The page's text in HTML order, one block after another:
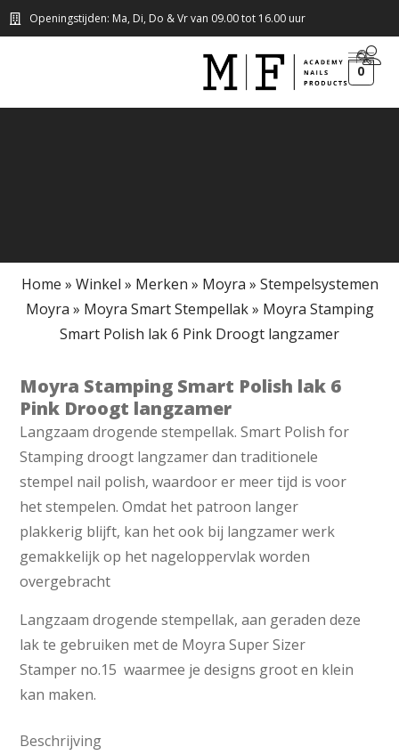
Openingstijden: Ma, Di, Do & Vr van 09.00 tot 16.00 uur
0
Home » Winkel » Merken » Moyra » Stempelsystemen
Moyra » Moyra Smart Stempellak» Moyra Stamping
Smart Polish lak 6 Pink Droogt langzamer
Moyra Stamping Smart Polish lak 6
Pink Droogt langzamer
Langzaam drogende stempellak. Smart Polish for
Stamping droogt langzamer dan traditionele
stempel nail polish, waardoor er meer tijd is voor
het stempelen. Omdat het patroon langer
plakkerig blijft, kan het ook bij langzamer werk
gemakkelijk op het nageloppervlak worden
overgebracht
Langzaam drogende stempellak, aan geraden deze
lak te gebruiken met de Moyra Super Sizer
Stamper no.15 waarmee je designs groot en klein
kan maken.
Beschrijving